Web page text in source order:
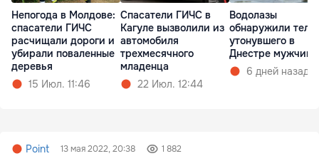
Непогода в Молдове:
спасатели ГИЧС
расчищали дороги и
убирали поваленные
деревья
15 Июл. 11:46
Спасатели ГИЧС в
Кагуле вызволили из
автомобиля
трехмесячного
младенца
22 Июл. 12:44
Водолазы
обнаружили тело
утонувшего в
Днестре мужчины
6 дней назад
Point 13 мая 2022, 20:38 1 882